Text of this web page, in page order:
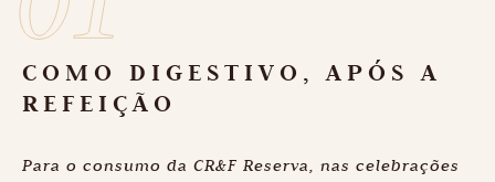
COMO DIGESTIVO, APÓS A
REFEIÇÃO
Para o consumo da CR&F Reserva, nas celebrações